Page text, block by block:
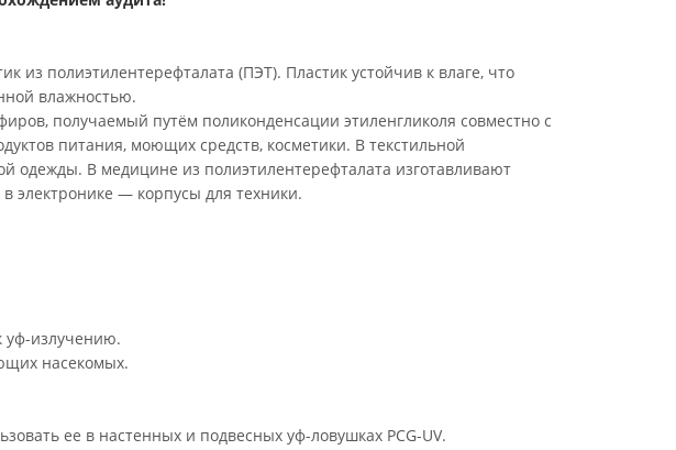
из полиэтилентерефталата (ПЭТ). Пластик устойчив к влаге, что
влажностью.
получаемый путём поликонденсации этиленгликоля совместно с
питания, моющих средств, косметики. В текстильной
одежды. В медицине из полиэтилентерефталата изготавливают
электронике — корпусы для техники.
уф-излучению.
насекомых.
ее в настенных и подвесных уф-ловушках PCG-UV.